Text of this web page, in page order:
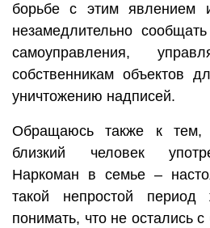
борьбе с этим явлением
незамедлительно
самоуправления,
собственникам объектов
уничтожению надписей.
Обращаюсь также к тем,
близкий человек
Наркоман в семье –
такой непростой
понимать, что не остались